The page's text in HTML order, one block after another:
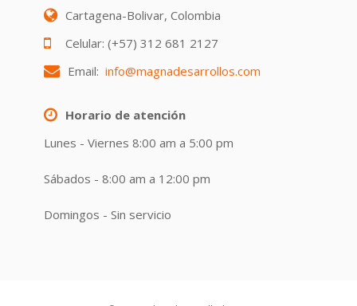
Cartagena-Bolivar, Colombia
Celular: (+57) 312 681 2127
Email: info@magnadesarrollos.com
Horario de atención
Lunes - Viernes 8:00 am a 5:00 pm
Sábados - 8:00 am a 12:00 pm
Domingos - Sin servicio